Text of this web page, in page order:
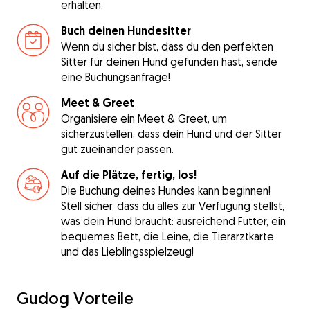
erhalten.
Buch deinen Hundesitter
Wenn du sicher bist, dass du den perfekten
Sitter für deinen Hund gefunden hast, sende
eine Buchungsanfrage!
Meet & Greet
Organisiere ein Meet & Greet, um
sicherzustellen, dass dein Hund und der Sitter
gut zueinander passen.
Auf die Plätze, fertig, los!
Die Buchung deines Hundes kann beginnen!
Stell sicher, dass du alles zur Verfügung stellst,
was dein Hund braucht: ausreichend Futter, ein
bequemes Bett, die Leine, die Tierarztkarte
und das Lieblingsspielzeug!
Gudog Vorteile